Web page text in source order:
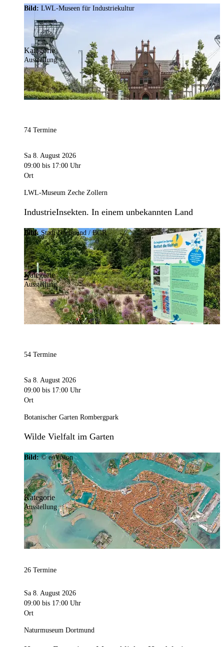
Bild: LWL-Museen für Industriekultur
Kategorie
Ausstellung
74 Termine
Sa 8. August 2026
09:00 bis 17:00 Uhr
Ort
LWL-Museum Zeche Zollern
IndustrieInsekten. In einem unbekannten Land
Bild: Stadt Dortmund / BGR
Kategorie
Ausstellung
54 Termine
Sa 8. August 2026
09:00 bis 17:00 Uhr
Ort
Botanischer Garten Rombergpark
Wilde Vielfalt im Garten
Bild:© eoVision
Kategorie
Ausstellung
26 Termine
Sa 8. August 2026
09:00 bis 17:00 Uhr
Ort
Naturmuseum Dortmund